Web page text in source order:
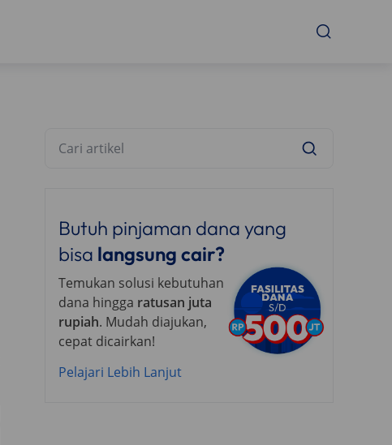
Butuh pinjaman dana yang
bisa langsung cair?
Temukan solusi kebutuhan
dana hingga ratusan juta
rupiah. Mudah diajukan,
cepat dicairkan!
Pelajari Lebih Lanjut